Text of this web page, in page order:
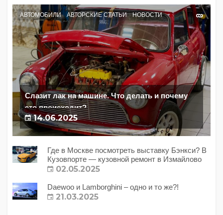
АВТОМОБИЛИ АВТОРСКИЕ СТАТЬИ НОВОСТИ
Слазит лак на машине. Что делать и почему
это происходит?
14.06.2025
Где в Москве посмотреть выставку Бэнкси? В
Кузовпорте — кузовной ремонт в Измайлово
02.05.2025
Daewoo и Lamborghini – одно и то же?!
21.03.2025